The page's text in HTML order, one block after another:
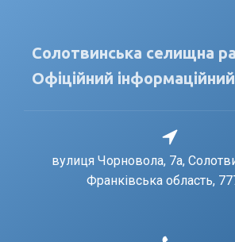
Солотвинська селищна
Офіційний
вулиця Чорновола, 7a,
Франківська область,